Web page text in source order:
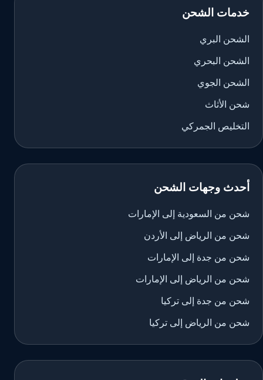
خدمات الشحن
الشحن البري
الشحن البحري
الشحن الجوي
شحن الأثاث
التخليص الجمركي
أحدث وجهات الشحن
شحن من السعودية إلى الإمارات
شحن من الرياض إلى الأردن
شحن من جدة إلى الإمارات
شحن من الرياض إلى الإمارات
شحن من جدة إلى تركيا
شحن من الرياض إلى تركيا